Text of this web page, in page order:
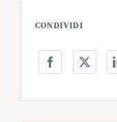
CONDIVIDI